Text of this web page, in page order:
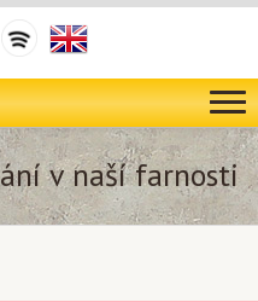
v naší farnosti